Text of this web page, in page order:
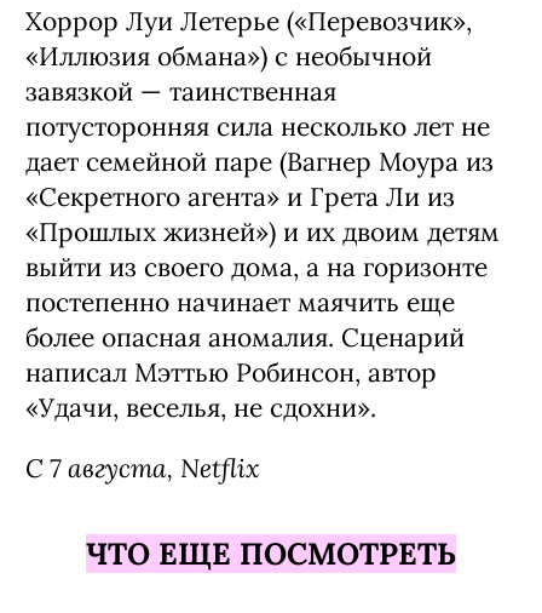
Хоррор Луи Летерье («Перевозчик»,
«Иллюзия обмана») с необычной
завязкой — таинственная
потусторонняя сила несколько лет не
дает семейной паре (Вагнер Моура из
«Секретного агента» и Грета Ли из
«Прошлых жизней») и их двоим детям
выйти из своего дома, а на горизонте
постепенно начинает маячить еще
более опасная аномалия. Сценарий
написал Мэттью Робинсон, автор
«Удачи, веселья, не сдохни».
С 7 августа, Netflix
ЧТО ЕЩЕ ПОСМОТРЕТЬ